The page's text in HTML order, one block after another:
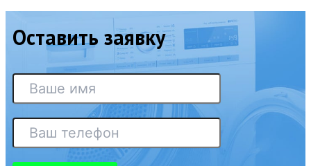
Оставить заявку